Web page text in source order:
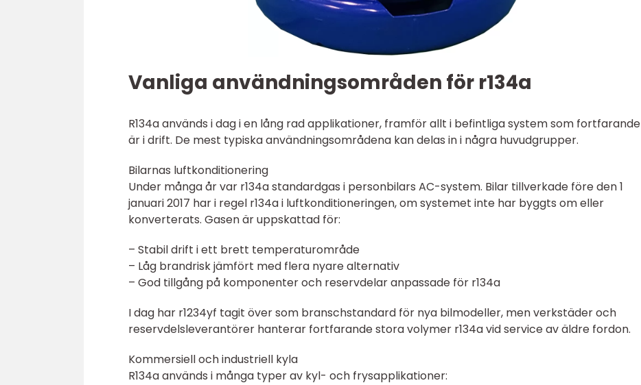
Vanliga användningsområden för r134a
R134a används i dag i en lång rad applikationer, framför allt i befintliga system som fortfarande
är i drift. De mest typiska användningsområdena kan delas in i några huvudgrupper.
Bilarnas luftkonditionering
Under många år var r134a standardgas i personbilars AC-system. Bilar tillverkade före den 1
januari 2017 har i regel r134a i luftkonditioneringen, om systemet inte har byggts om eller
konverterats. Gasen är uppskattad för:
– Stabil drift i ett brett temperaturområde
– Låg brandrisk jämfört med flera nyare alternativ
– God tillgång på komponenter och reservdelar anpassade för r134a
I dag har r1234yf tagit över som branschstandard för nya bilmodeller, men verkstäder och
reservdelsleverantörer hanterar fortfarande stora volymer r134a vid service av äldre fordon.
Kommersiell och industriell kyla
R134a används i många typer av kyl- och frysapplikationer: